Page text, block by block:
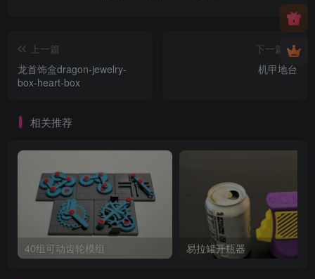
上一篇
龙首饰盒dragon-jewelry-
box-heart-box
下一篇
机甲地台
相关推荐
40组可动齿轮模组 易拉罐开瓶器